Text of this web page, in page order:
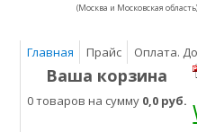
(Москва и Московская область)
Главная Прайс Оплата.
Ваша корзина
0 товаров на сумму 0,0 руб.